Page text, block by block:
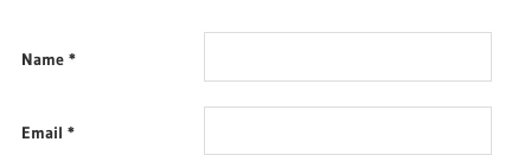
Name *
Email *